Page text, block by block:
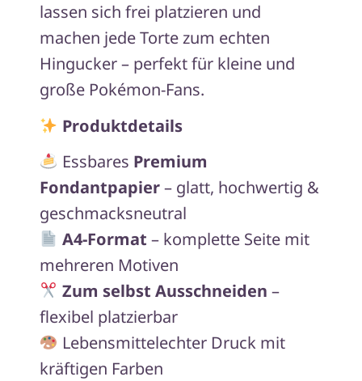
lassen sich frei platzieren und
machen jede Torte zum echten
Hingucker – perfekt für kleine und
große Pokémon-Fans.
Produktdetails
Essbares Premium
Fondantpapier– glatt, hochwertig &
geschmacksneutral
A4-Format – komplette Seite mit
mehreren Motiven
Zum selbst Ausschneiden –
flexibel platzierbar
Lebensmittelechter Druck mit
kräftigen Farben